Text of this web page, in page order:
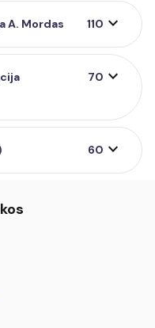
A. Mordas 110 expand_more
70 expand_more
60 expand_more